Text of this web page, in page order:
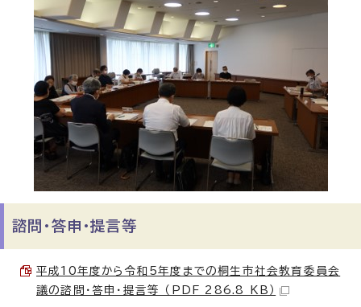
諮問・答申・提言等
平成10年度から令和5年度までの桐生市社会教育委員会
議の諮問・答申・提言等 （PDF 286.8 KB）